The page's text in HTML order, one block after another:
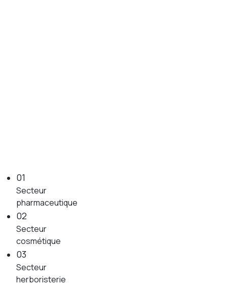
01
Secteur
pharmaceutique
02
Secteur
cosmétique
03
Secteur
herboristerie